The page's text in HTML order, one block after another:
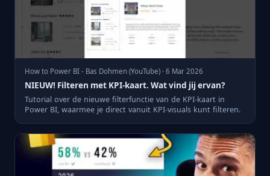
How to Power BI - Bas Dohmen (YouTube) · 6 Mar 2026
NIEUW! Filteren met KPI-kaart. Wat vind jij ervan?
Tutorial over de nieuwe filterfunctie van de KPI-kaart in
Power BI, waarmee je direct vanuit KPI-visuals kunt filteren.